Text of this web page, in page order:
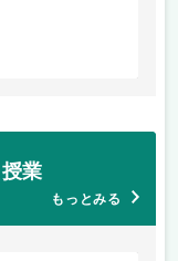
業
もっとみる